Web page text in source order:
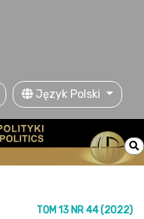
Język Polski
TOM 13 NR 44 (2022)